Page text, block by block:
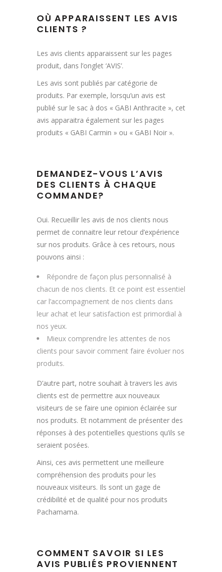
OÙ APPARAISSENT LES AVIS
CLIENTS ?
Les avis clients apparaissent sur les pages
produit, dans l’onglet ‘AVIS’.
Les avis sont publiés par catégorie de
produits. Par exemple, lorsqu’un avis est
publié sur le sac à dos « GABI Anthracite », cet
avis apparaitra également sur les pages
produits « GABI Carmin » ou « GABI Noir ».
DEMANDEZ-VOUS L’AVIS
DES CLIENTS À CHAQUE
COMMANDE?
Oui. Recueillir les avis de nos clients nous
permet de connaitre leur retour d’expérience
sur nos produits. Grâce à ces retours, nous
pouvons ainsi :
Répondre de façon plus personnalisé à
chacun de nos clients. Et ce point est essentiel
car l’accompagnement de nos clients dans
leur achat et leur satisfaction est primordial à
nos yeux.
Mieux comprendre les attentes de nos
clients pour savoir comment faire évoluer nos
produits.
D’autre part, notre souhait à travers les avis
clients est de permettre aux nouveaux
visiteurs de se faire une opinion éclairée sur
nos produits. Et notamment de présenter des
réponses à des potentielles questions qu’ils se
seraient posées.
Ainsi, ces avis permettent une meilleure
compréhension des produits pour les
nouveaux visiteurs. Ils sont un gage de
crédibilité et de qualité pour nos produits
Pachamama.
COMMENT SAVOIR SI LES
AVIS PUBLIÉS PROVIENNENT